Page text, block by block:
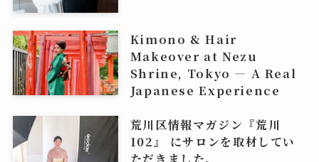
Kimono & Hair
Makeover at Nezu
Shrine, Tokyo — A Real
Japanese Experience
荒川区情報マガジン『荒川
102』 にサロンを取材してい
ただきました。